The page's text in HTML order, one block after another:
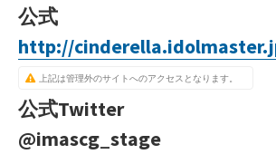
公式
http://
上記は管理外のサイトへのアクセスとなります。
公式Twitter
@imascg_stage